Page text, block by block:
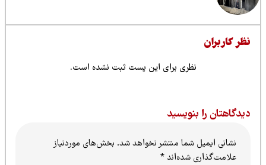
برای این پست ثبت نشده است.
منتشر نخواهد شد.بخش‌های موردنیاز
*